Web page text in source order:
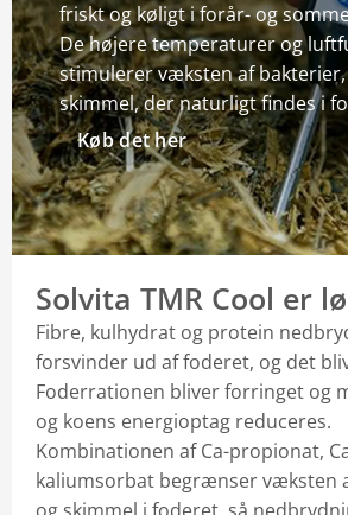
friskt og køligt i forår- og
De højere temperaturer og
stimulerer væksten af
skimmel, der naturligt findes i
Køb det her
Solvita TMR Cool er
Fibre, kulhydrat og protein
forsvinder ud af foderet, og det
Foderrationen bliver forringet og
og koens energioptag reduceres.
Kombinationen af Ca-propionat,
kaliumsorbat begrænser væksten
Medicin
SiloInsite
Spørgsmål og svar
Den Gode Levering
Find afdeling
Se Fødevarestyrelsens smiley-rapporter